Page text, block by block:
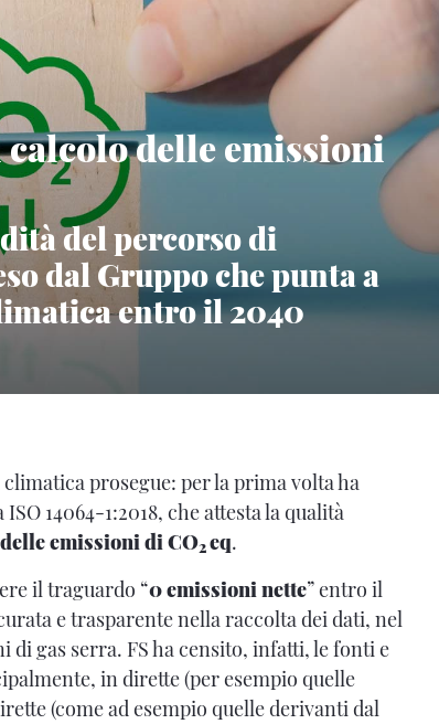
delle emissioni
del percorso di
dal Gruppo che punta a
entro il 2040
prosegue: per la prima volta ha
14064-1:2018, che attesta la qualità
emissioni di CO2eq.
il traguardo “0 emissioni nette” entro il
e trasparente nella raccolta dei dati, nel
gas serra. FS ha censito, infatti, le fonti e
in dirette (per esempio quelle
(come ad esempio quelle derivanti dal